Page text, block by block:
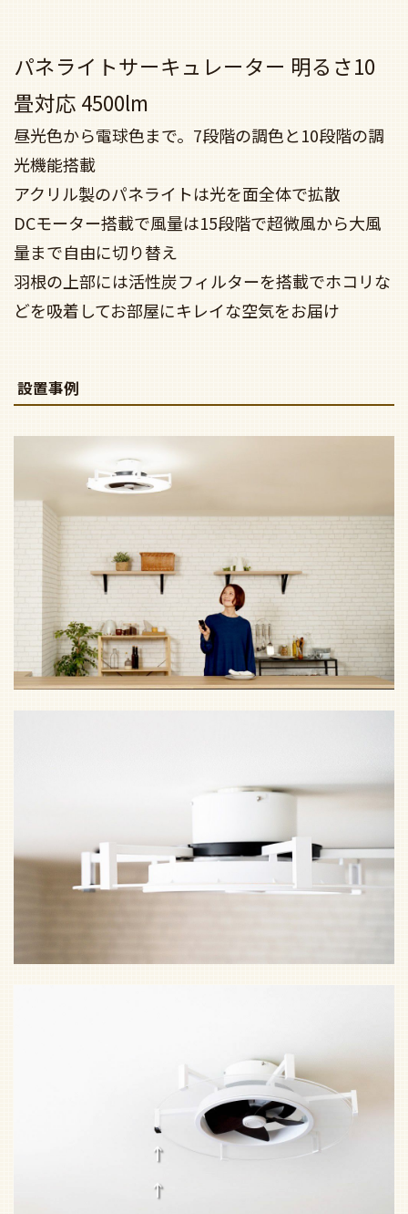
パネライトサーキュレーター 明るさ10
畳対応 4500lm
昼光色から電球色まで。7段階の調色と10段階の調
光機能搭載
アクリル製のパネライトは光を面全体で拡散
DCモーター搭載で風量は15段階で超微風から大風
量まで自由に切り替え
羽根の上部には活性炭フィルターを搭載でホコリな
どを吸着してお部屋にキレイな空気をお届け
設置事例